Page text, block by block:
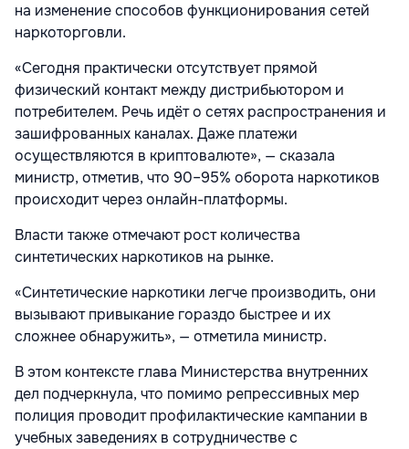
на изменение способов функционирования сетей
наркоторговли.
«Сегодня практически отсутствует прямой
физический контакт между дистрибьютором и
потребителем. Речь идёт о сетях распространения и
зашифрованных каналах. Даже платежи
осуществляются в криптовалюте», — сказала
министр, отметив, что 90–95% оборота наркотиков
происходит через онлайн-платформы.
Власти также отмечают рост количества
синтетических наркотиков на рынке.
«Синтетические наркотики легче производить, они
вызывают привыкание гораздо быстрее и их
сложнее обнаружить», — отметила министр.
В этом контексте глава Министерства внутренних
дел подчеркнула, что помимо репрессивных мер
полиция проводит профилактические кампании в
учебных заведениях в сотрудничестве с